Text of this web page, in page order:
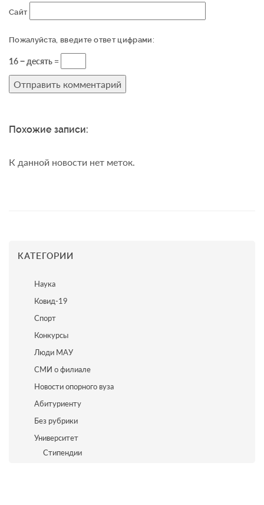
Сайт
Пожалуйста, введите ответ цифрами:
16 − десять =
Похожие записи:
К данной новости нет меток.
КАТЕГОРИИ
Наука
Ковид-19
Спорт
Конкурсы
Люди МАУ
СМИ о филиале
Новости опорного вуза
Абитуриенту
Без рубрики
Университет
Стипендии